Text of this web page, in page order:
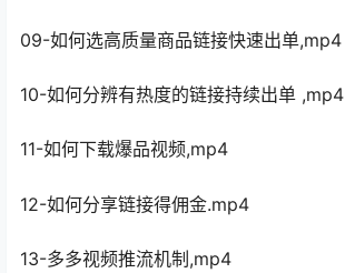
09-如何选高质量商品链接快速出单,mp4
10-如何分辨有热度的链接持续出单 ,mp4
11-如何下载爆品视频,mp4
12-如何分享链接得佣金.mp4
13-多多视频推流机制,mp4